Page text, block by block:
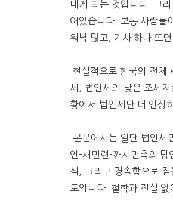
내게 되는 것입니다. 그
어있습니다. 보통 사람들
워낙 많고, 기사 하나 뜨
현실적으로 한국의 전체
세, 법인세의 낮은 조세
황에서 법인세만 더 인상
본문에서는 일단 법인세
인-새민련-깨시민측의 망
식, 그리고 경솔함으로
도입니다. 철학과 진실